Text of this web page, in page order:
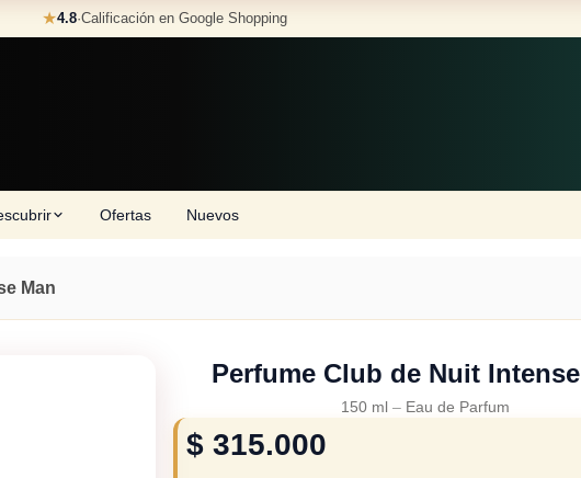
★4.8·Calificación en Google Shopping
Ofertas Nuevos
Man
Perfume Club de Nuit
150 ml – Eau de Parfum
$ 315.000